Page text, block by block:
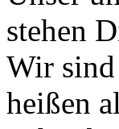
stehen
Wir
heißen